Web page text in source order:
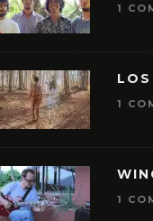
1
1
1